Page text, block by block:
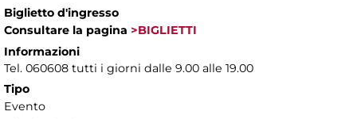
Biglietto d'ingresso
Consultare la pagina >BIGLIETTI
Informazioni
Tel. 060608 tutti i giorni dalle 9.00 alle 19.00
Tipo
Evento